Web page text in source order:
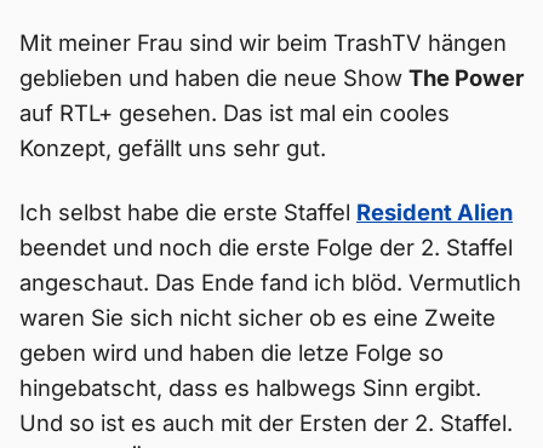
Mit meiner Frau sind wir beim TrashTV hängen
geblieben und haben die neue Show The Power
auf RTL+ gesehen. Das ist mal ein cooles
Konzept, gefällt uns sehr gut.
Ich selbst habe die erste Staffel Resident Alien
beendet und noch die erste Folge der 2. Staffel
angeschaut. Das Ende fand ich blöd. Vermutlich
waren Sie sich nicht sicher ob es eine Zweite
geben wird und haben die letze Folge so
hingebatscht, dass es halbwegs Sinn ergibt.
Und so ist es auch mit der Ersten der 2. Staffel.